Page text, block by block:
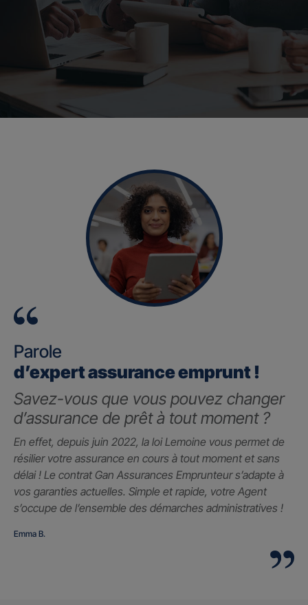
Parole
d’expert assurance emprunt !
Savez-vous que vous pouvez changer
d’assurance de prêt à tout moment ?
En effet, depuis juin 2022, la loi Lemoine vous permet de
résilier votre assurance en cours à tout moment et sans
délai ! Le contrat Gan Assurances Emprunteur s’adapte à
vos garanties actuelles. Simple et rapide, votre Agent
s’occupe de l’ensemble des démarches administratives !
Emma B.